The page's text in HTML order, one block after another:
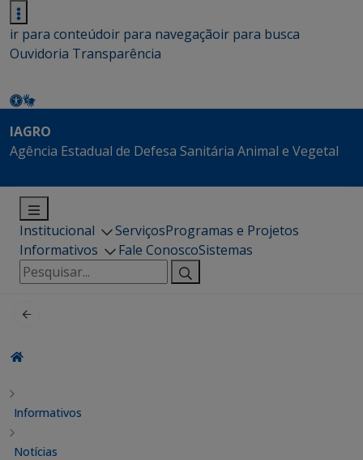
ir para conteúdoir para navegaçãoir para busca
Ouvidoria Transparência
IAGRO
Agência Estadual de Defesa Sanitária Animal e Vegetal
Institucional ServiçosProgramas e Projetos
Informativos
Fale ConoscoSistemas
Pesquisar
por:
Informativos
Notícias